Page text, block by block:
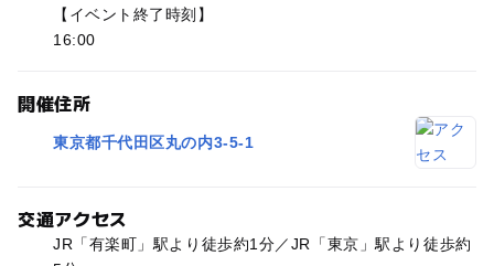
【イベント終了時刻】
16:00
開催住所
東京都千代田区丸の内3-5-1
交通アクセス
JR「有楽町」駅より徒歩約1分／JR「東京」駅より徒歩約